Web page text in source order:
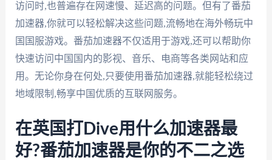
访问时,也普遍存在网速慢、延迟高的问题。但有了番茄
加速器,你就可以轻松解决这些问题,流畅地在海外畅玩中
国国服游戏。番茄加速器不仅适用于游戏,还可以帮助你
快速访问中国国内的影视、音乐、电商等各类网站和应
用。无论你身在何处,只要使用番茄加速器,就能轻松绕过
地域限制,畅享中国优质的互联网服务。
在英国打Dive用什么加速器最
好?番茄加速器是你的不二之选